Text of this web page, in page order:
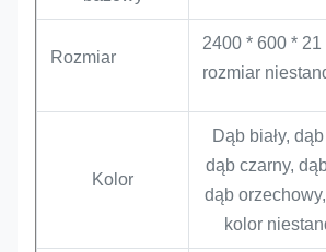
Rozmiar
2400 * 600 * 21
rozmiar
Kolor
Dąb biały,
dąb czarny,
dąb
kolor